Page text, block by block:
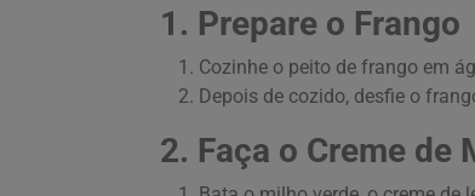
1. Prepare o Frango
Cozinhe o peito de frango em
Depois de cozido, desfie o
2. Faça o Creme de